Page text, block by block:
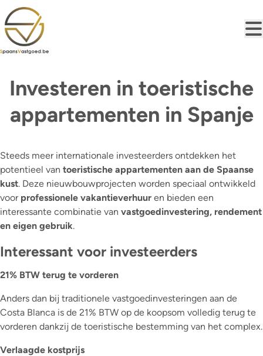
Ga naar hoofdinhoud
Investeren in toeristische
appartementen in Spanje
Steeds meer internationale investeerders ontdekken het
potentieel van toeristische appartementen aan de Spaanse
kust. Deze nieuwbouwprojecten worden speciaal ontwikkeld
voor professionele vakantieverhuur en bieden een
interessante combinatie van vastgoedinvestering, rendement
en eigen gebruik.
Interessant voor investeerders
21% BTW terug te vorderen
Anders dan bij traditionele vastgoedinvesteringen aan de
Costa Blanca is de 21% BTW op de koopsom volledig terug te
vorderen dankzij de toeristische bestemming van het complex.
Verlaagde kostprijs